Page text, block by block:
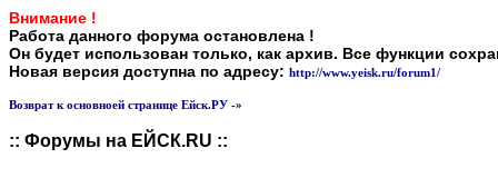
Внимание !
Работа данного форума остановлена !
Он будет использован только, как архив. Все функции
Новая версия доступна по адресу: http://www.yeisk.ru/forum1/
Возврат к основноей странице Ейск.РУ -»
:: Форумы на ЕЙСК.RU ::